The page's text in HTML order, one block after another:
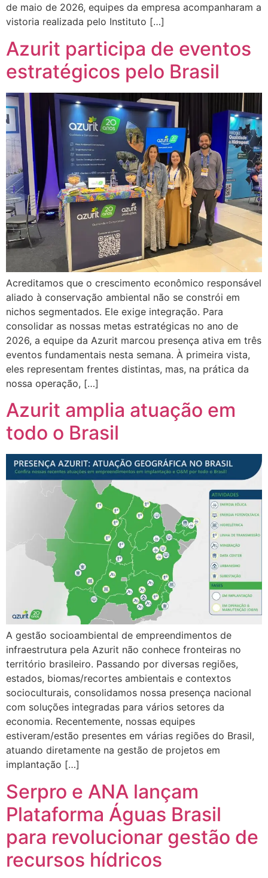
de maio de 2026, equipes da empresa acompanharam a
vistoria realizada pelo Instituto […]
Azurit participa de eventos
estratégicos pelo Brasil
Acreditamos que o crescimento econômico responsável
aliado à conservação ambiental não se constrói em
nichos segmentados. Ele exige integração. Para
consolidar as nossas metas estratégicas no ano de
2026, a equipe da Azurit marcou presença ativa em três
eventos fundamentais nesta semana. À primeira vista,
eles representam frentes distintas, mas, na prática da
nossa operação, […]
Azurit amplia atuação em
todo o Brasil
A gestão socioambiental de empreendimentos de
infraestrutura pela Azurit não conhece fronteiras no
território brasileiro. Passando por diversas regiões,
estados, biomas/recortes ambientais e contextos
socioculturais, consolidamos nossa presença nacional
com soluções integradas para vários setores da
economia. Recentemente, nossas equipes
estiveram/estão presentes em várias regiões do Brasil,
atuando diretamente na gestão de projetos em
implantação […]
Serpro e ANA lançam
Plataforma Águas Brasil
para revolucionar gestão de
recursos hídricos